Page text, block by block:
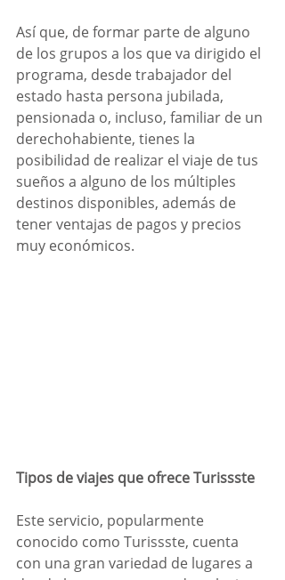
Así que, de formar parte de alguno
de los grupos a los que va dirigido el
programa, desde trabajador del
estado hasta persona jubilada,
pensionada o, incluso, familiar de un
derechohabiente, tienes la
posibilidad de realizar el viaje de tus
sueños a alguno de los múltiples
destinos disponibles, además de
tener ventajas de pagos y precios
muy económicos.
Tipos de viajes que ofrece Turissste
Este servicio, popularmente
conocido como Turissste, cuenta
con una gran variedad de lugares a